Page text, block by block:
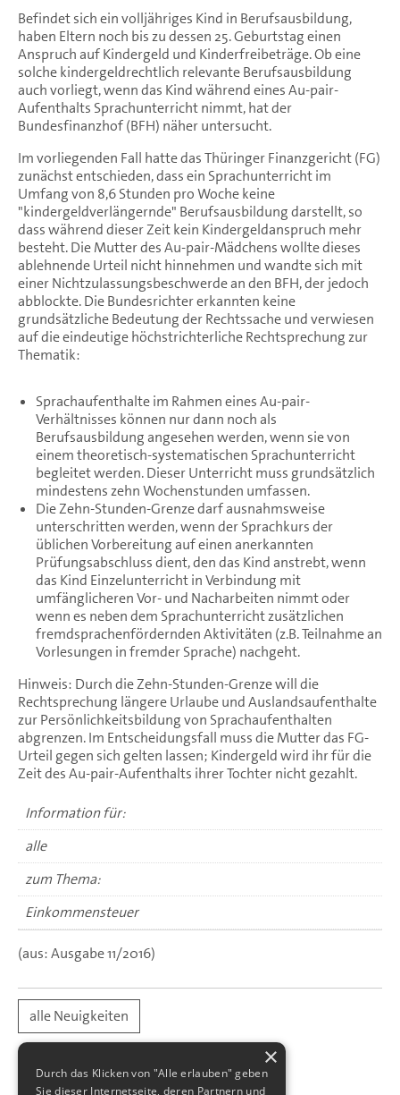
Befindet sich ein volljähriges Kind in Berufsausbildung,
haben Eltern noch bis zu dessen 25. Geburtstag einen
Anspruch auf Kindergeld und Kinderfreibeträge. Ob eine
solche kindergeldrechtlich relevante Berufsausbildung
auch vorliegt, wenn das Kind während eines Au-pair-
Aufenthalts Sprachunterricht nimmt, hat der
Bundesfinanzhof (BFH) näher untersucht.
Im vorliegenden Fall hatte das Thüringer Finanzgericht (FG)
zunächst entschieden, dass ein Sprachunterricht im
Umfang von 8,6 Stunden pro Woche keine
"kindergeldverlängernde" Berufsausbildung darstellt, so
dass während dieser Zeit kein Kindergeldanspruch mehr
besteht. Die Mutter des Au-pair-Mädchens wollte dieses
ablehnende Urteil nicht hinnehmen und wandte sich mit
einer Nichtzulassungsbeschwerde an den BFH, der jedoch
abblockte. Die Bundesrichter erkannten keine
grundsätzliche Bedeutung der Rechtssache und verwiesen
auf die eindeutige höchstrichterliche Rechtsprechung zur
Thematik:
Sprachaufenthalte im Rahmen eines Au-pair-
Verhältnisses können nur dann noch als
Berufsausbildung angesehen werden, wenn sie von
einem theoretisch-systematischen Sprachunterricht
begleitet werden. Dieser Unterricht muss grundsätzlich
mindestens zehn Wochenstunden umfassen.
Die Zehn-Stunden-Grenze darf ausnahmsweise
unterschritten werden, wenn der Sprachkurs der
üblichen Vorbereitung auf einen anerkannten
Prüfungsabschluss dient, den das Kind anstrebt, wenn
das Kind Einzelunterricht in Verbindung mit
umfänglicheren Vor- und Nacharbeiten nimmt oder
wenn es neben dem Sprachunterricht zusätzlichen
fremdsprachenfördernden Aktivitäten (z.B. Teilnahme an
Vorlesungen in fremder Sprache) nachgeht.
Hinweis: Durch die Zehn-Stunden-Grenze will die
Rechtsprechung längere Urlaube und Auslandsaufenthalte
zur Persönlichkeitsbildung von Sprachaufenthalten
abgrenzen. Im Entscheidungsfall muss die Mutter das FG-
Urteil gegen sich gelten lassen; Kindergeld wird ihr für die
Zeit des Au-pair-Aufenthalts ihrer Tochter nicht gezahlt.
Information für:
alle
zum Thema:
Einkommensteuer
(aus: Ausgabe 11/2016)
alle Neuigkeiten
×
Durch das Klicken von "Alle erlauben" geben
Sie dieser Internetseite, deren Partnern und